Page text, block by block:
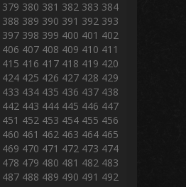
379 380 381 382 383 384
388 389 390 391 392 393
397 398 399 400 401 402
406 407 408 409 410 411
415 416 417 418 419 420
424 425 426 427 428 429
433 434 435 436 437 438
442 443 444 445 446 447
451 452 453 454 455 456
460 461 462 463 464 465
469 470 471 472 473 474
478 479 480 481 482 483
487 488 489 490 491 492